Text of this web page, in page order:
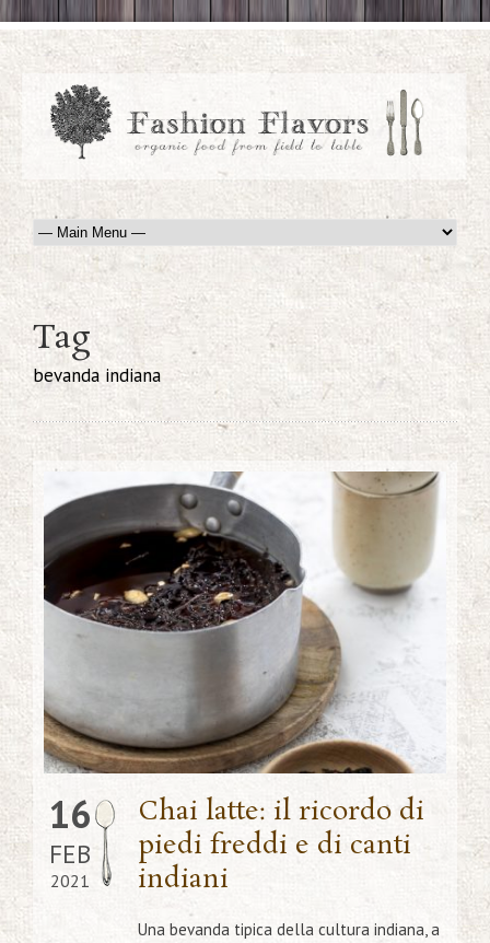
Tag
bevanda indiana
16
FEB
2021
Chai latte: il ricordo di
piedi freddi e di canti
indiani
Una bevanda tipica della cultura indiana, a